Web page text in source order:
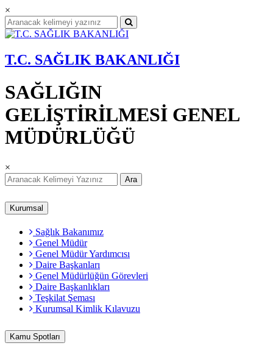
×
T.C. SAĞLIK BAKANLIĞI
SAĞLIĞIN
GELİŞTİRİLMESİ GENEL
MÜDÜRLÜĞÜ
×
Ara
Kurumsal
Sağlık Bakanımız
Genel Müdür
Genel Müdür Yardımcısı
Daire Başkanları
Genel Müdürlüğün Görevleri
Daire Başkanlıkları
Teşkilat Şeması
Kurumsal Kimlik Kılavuzu
Kamu Spotları